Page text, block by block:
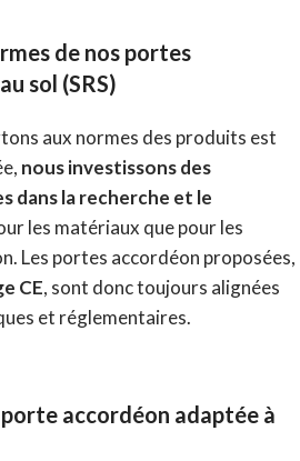
de nos portes
sol (SRS)
aux normes des produits est
nous investissons des
dans la recherche et le
les matériaux que pour les
Les portes accordéon proposées,
CE, sont donc toujours alignées
et réglementaires.
accordéon adaptée à